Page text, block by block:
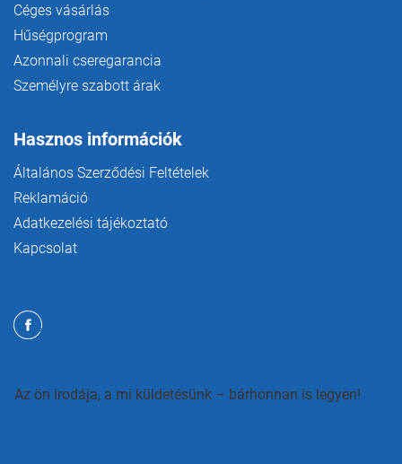
Céges vásárlás
Hűségprogram
Azonnali cseregarancia
Személyre szabott árak
Hasznos információk
Általános Szerződési Feltételek
Reklamáció
Adatkezelési tájékoztató
Kapcsolat
Az ön irodája, a mi küldetésünk – bárhonnan is legyen!